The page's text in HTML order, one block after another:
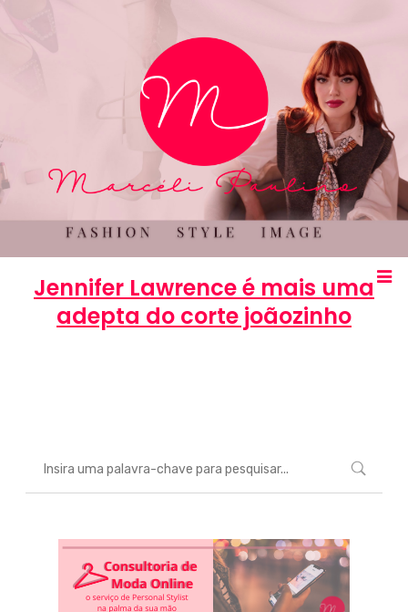
Jennifer Lawrence é mais uma
adepta do corte joãozinho